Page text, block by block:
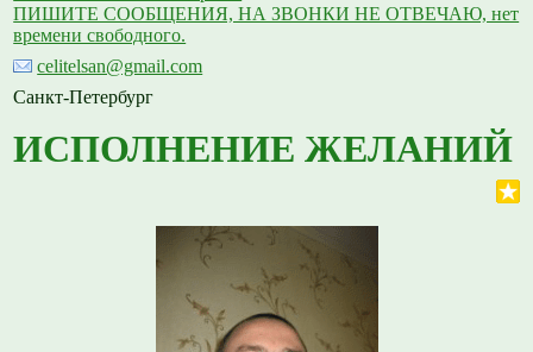
ПИШИТЕ СООБЩЕНИЯ, НА ЗВОНКИ НЕ ОТВЕЧАЮ, нет
времени свободного.
celitelsan@gmail.com
Санкт-Петербург
ИСПОЛНЕНИЕ ЖЕЛАНИЙ